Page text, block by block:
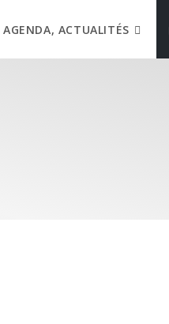
AGENDA, ACTUALITÉS